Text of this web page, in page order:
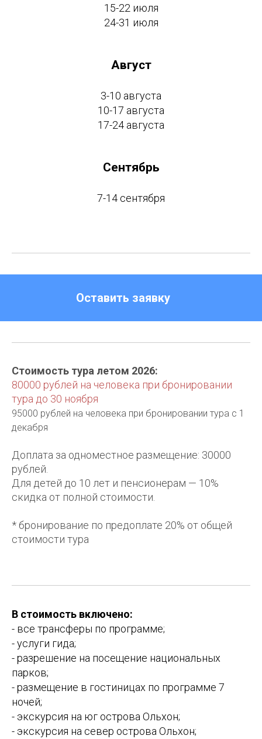
15-22 июля
24-31 июля
Август
3-10 августа
10-17 августа
17-24 августа
Сентябрь
7-14 сентября
Оставить заявку
Стоимость тура летом 2026:
80000 рублей на человека при бронировании
тура до 30 ноября
95000 рублей на человека при бронировании тура с 1
декабря
Доплата за одноместное размещение: 30000
рублей.
Для детей до 10 лет и пенсионерам — 10%
скидка от полной стоимости.
* бронирование по предоплате 20% от общей
стоимости тура
В стоимость включено:
- все трансферы по программе;
- услуги гида;
- разрешение на посещение национальных
парков;
- размещение в гостиницах по программе 7
ночей;
- экскурсия на юг острова Ольхон;
- экскурсия на север острова Ольхон;